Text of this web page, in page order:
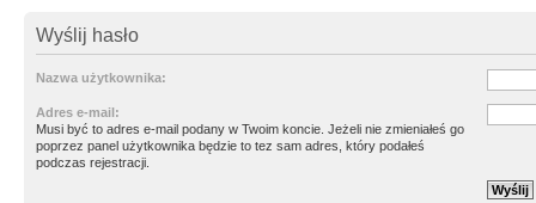
Wyślij hasło
Nazwa użytkownika:
Adres e-mail:
Musi być to adres e-mail podany w Twoim koncie. Jeżeli nie zmieniałeś go
poprzez panel użytkownika będzie to tez sam adres, który podałeś
podczas rejestracji.